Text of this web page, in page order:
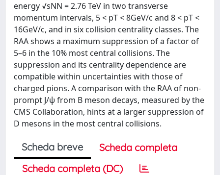
energy √sNN = 2.76 TeV in two transverse
momentum intervals, 5 < pT < 8GeV/c and 8 < pT <
16GeV/c, and in six collision centrality classes. The
RAA shows a maximum suppression of a factor of
5–6 in the 10% most central collisions. The
suppression and its centrality dependence are
compatible within uncertainties with those of
charged pions. A comparison with the RAA of non-
prompt J/ψ from B meson decays, measured by the
CMS Collaboration, hints at a larger suppression of
D mesons in the most central collisions.
Scheda breve
Scheda completa
Scheda completa (DC)